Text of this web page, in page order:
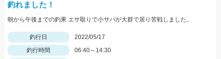
釣れました！
朝から午後までの釣果 エサ取りで小サバが大群で居り苦戦しました。
釣行日
2022/05/17
釣行時間
06:40～14:30